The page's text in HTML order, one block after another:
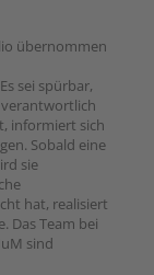
übernommen
sei spürbar,
verantwortlich
informiert sich
Sobald eine
sie
hat, realisiert
Das Team bei
sind